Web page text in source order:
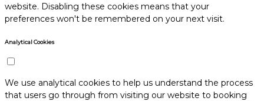
website. Disabling these cookies means that your
preferences won't be remembered on your next visit.
Analytical Cookies
We use analytical cookies to help us understand the process
that users go through from visiting our website to booking